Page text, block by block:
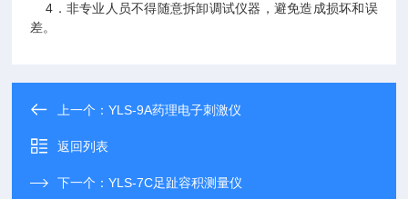
4．非专业人员不得随意拆卸调试仪器，避免造成损坏和误
差。
上一个：YLS-9A药理电子刺激仪
返回列表
下一个：YLS-7C足趾容积测量仪